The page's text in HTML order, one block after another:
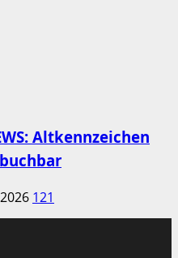
Altkennzeichen
121